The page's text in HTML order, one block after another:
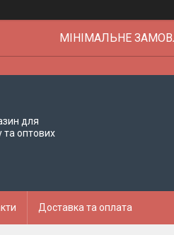
МІНІМАЛЬНЕ
для
та оптових
Доставка та оплата